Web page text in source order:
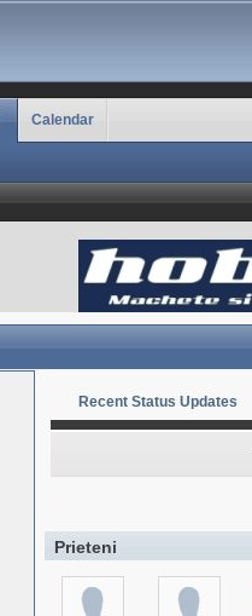
Calendar
Recent Status Updates
Prieteni